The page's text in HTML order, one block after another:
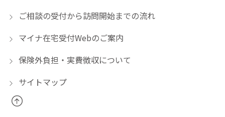
ご相談の受付から訪問開始までの流れ
マイナ在宅受付Webのご案内
保険外負担・実費徴収について
サイトマップ